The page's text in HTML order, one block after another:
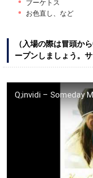
ブーケトス
お色直し、など
（入場の際は冒頭か
ープンしましょう。サ
Q;invidi – Someday